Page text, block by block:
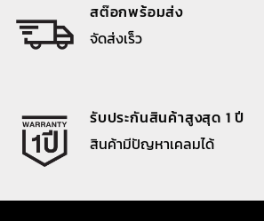
สต๊อกพร้อมส่ง
จัดส่งเร็ว
รับประกันสินค้าสูงสุด 1 ปี
สินค้ามีปัญหาเคลมได้